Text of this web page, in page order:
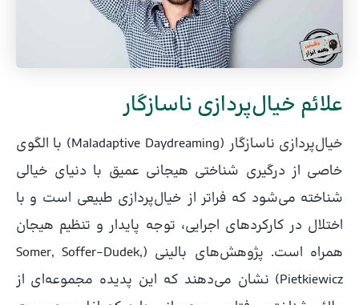
علائم خیال‌پردازی ناسازگار
خیال‌پردازی ناسازگار (Maladaptive Daydreaming) با الگوی
خاصی از درگیری شناختی هیجانی عمیق با دنیای خیالی
شناخته می‌شود که فراتر از خیال‌پردازی طبیعی است و با
اختلال در کارکردهای اجرایی، توجه پایدار و تنظیم هیجان
همراه است. پژوهش‌های بالینی (Somer, Soffer-Dudek,
Pietkiewicz) نشان می‌دهند که این پدیده مجموعه‌ای از